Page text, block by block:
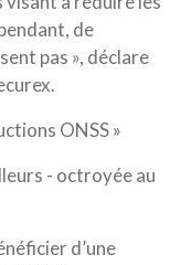
de
pas », déclare
ONSS »
- octroyée au
d’une